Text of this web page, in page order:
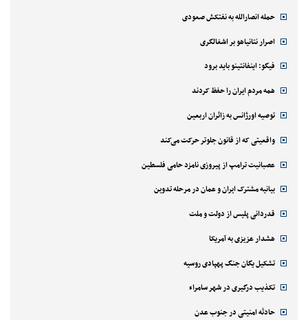
حمله انصارالله به نفتکش صعودی
اصرار نتانیاهو بر اشغالگری
فیگو: اینفانتینو باید برود
همه مردم ایران را حفظ کردند
توصیه اورژانس به زائران اربعین
واقعیتی که از قانون جلوتر حرکت می‌کند
عصبانیت ترامپ از پیروزی نامزد حامی فلسطین
بیانیه مشترک ایران و عمان در مرحله تدوین
قدردانی پلیس از دولت و ملت
هشدار عزیزی به آمریکا
تشکیل یگان جنگ پهپادی روسیه
تکذیب درگیری در شهر سامراء
حادثه امنیتی در جنوب عدن